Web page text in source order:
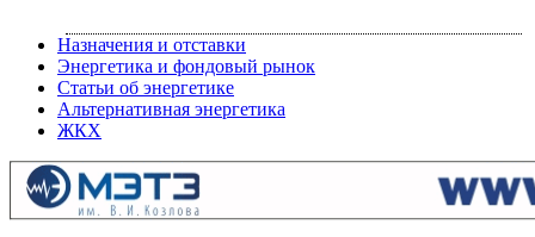
Назначения и отставки
Энергетика и фондовый рынок
Статьи об энергетике
Альтернативная энергетика
ЖКХ